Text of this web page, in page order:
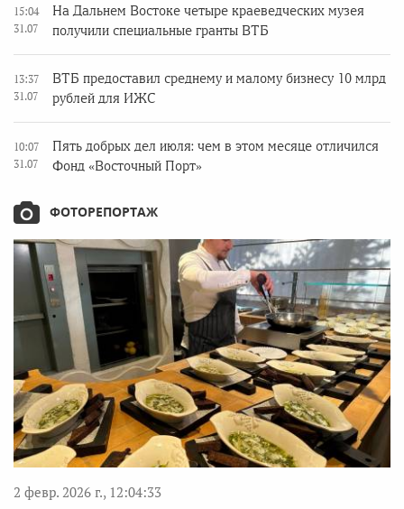
15:04
31.07
На Дальнем Востоке четыре краеведческих музея
получили специальные гранты ВТБ
13:37
31.07
ВТБ предоставил среднему и малому бизнесу 10 млрд
рублей для ИЖС
10:07
31.07
Пять добрых дел июля: чем в этом месяце отличился
Фонд «Восточный Порт»
ФОТОРЕПОРТАЖ
2 февр. 2026 г., 12:04:33